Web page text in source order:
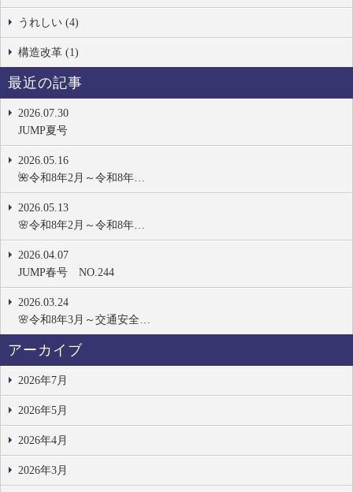
うれしい (4)
構造改革 (1)
最近の記事
2026.07.30
JUMP夏号
2026.05.16
🌺令和8年2月～令和8年…
2026.05.13
🌸令和8年2月～令和8年…
2026.04.07
JUMP春号 NO.244
2026.03.24
🌸令和8年3月～交通安全…
アーカイブ
2026年7月
2026年5月
2026年4月
2026年3月